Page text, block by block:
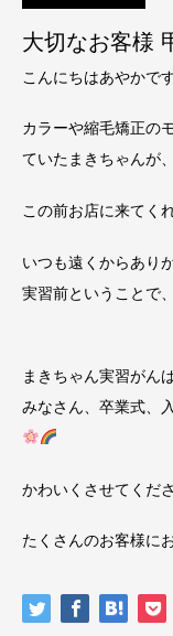
大切なお客様
こんにちはあやかで
カラーや縮毛矯正の
ていたまきちゃんが、
この前お店に来てく
いつも遠くからあり
実習前ということで
まきちゃん実習が
みなさん、卒業式、
かわいくさせてくだ
たくさんのお客様に